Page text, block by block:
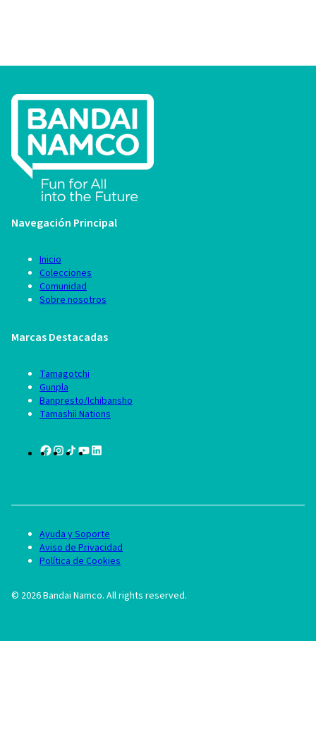
Navegación Principal
Inicio
Colecciones
Comunidad
Sobre nosotros
Marcas Destacadas
Tamagotchi
Gunpla
Banpresto/Ichibansho
Tamashii Nations
© 2026Bandai Namco. All rights reserved.
Ayuda y Soporte
Aviso de Privacidad
Política de Cookies